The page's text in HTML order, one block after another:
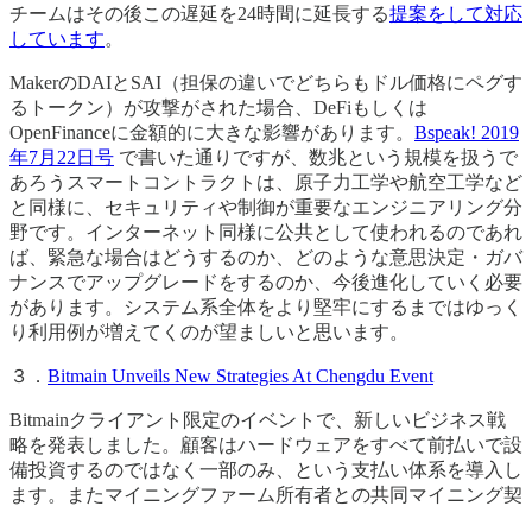
チームはその後この遅延を24時間に延長する提案をして対応
しています。
MakerのDAIとSAI（担保の違いでどちらもドル価格にペグす
るトークン）が攻撃がされた場合、DeFiもしくは
OpenFinanceに金額的に大きな影響があります。 Bspeak! 2019
年7月22日号 で書いた通りですが、数兆という規模を扱うで
あろうスマートコントラクトは、原子力工学や航空工学など
と同様に、セキュリティや制御が重要なエンジニアリング分
野です。インターネット同様に公共として使われるのであれ
ば、緊急な場合はどうするのか、どのような意思決定・ガバ
ナンスでアップグレードをするのか、今後進化していく必要
があります。システム系全体をより堅牢にするまではゆっく
り利用例が増えてくのが望ましいと思います。
３． Bitmain Unveils New Strategies At Chengdu Event
Bitmainクライアント限定のイベントで、新しいビジネス戦
略を発表しました。顧客はハードウェアをすべて前払いで設
備投資するのではなく一部のみ、という支払い体系を導入し
ます。またマイニングファーム所有者との共同マイニング契